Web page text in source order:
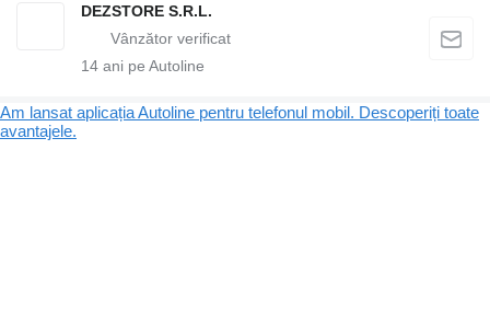
DEZSTORE S.R.L.
14 ani pe Autoline
Am lansat aplicația Autoline pentru telefonul mobil. Descoperiți toate
avantajele.